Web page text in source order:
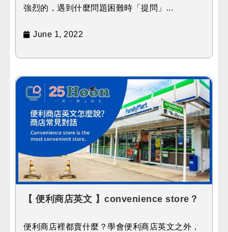
強烈的，遇到什麼問題困難時「提問」...
June 1, 2022
【 便利商店英文 】convenience store？
便利商店裡都賣什麼？學會便利商店英文之外，